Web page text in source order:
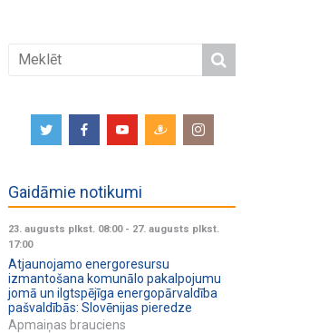
Gaidāmie notikumi
23. augusts plkst. 08:00- 27. augusts plkst.
17:00
Atjaunojamo energoresursu
izmantošana komunālo pakalpojumu
jomā un ilgtspējīga energopārvaldība
pašvaldībās: Slovēnijas pieredze
Apmaiņas brauciens